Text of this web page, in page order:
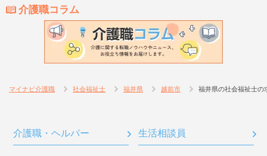
介護職コラム
マイナビ介護職 社会福祉士 福井県 越前市 福井県の社会福祉士の
介護職・ヘルパー 生活相談員